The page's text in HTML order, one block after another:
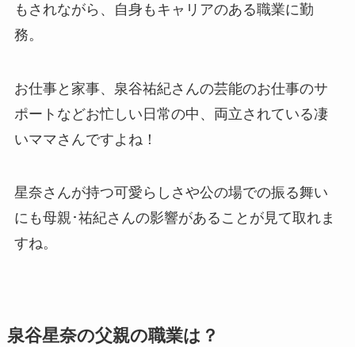
もされながら、自身もキャリアのある職業に勤
務。
お仕事と家事、泉谷祐紀さんの芸能のお仕事のサ
ポートなどお忙しい日常の中、両立されている凄
いママさんですよね！
星奈さんが持つ可愛らしさや公の場での振る舞い
にも母親･祐紀さんの影響があることが見て取れま
すね。
泉谷星奈の父親の職業は？